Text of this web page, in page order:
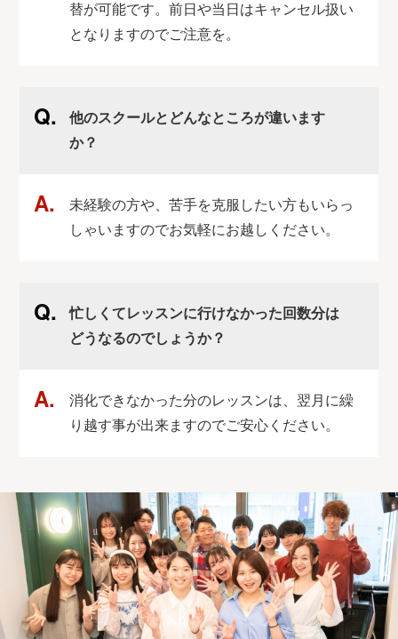
替が可能です。前日や当日はキャンセル扱い
となりますのでご注意を。
他のスクールとどんなところが違います
か？
未経験の方や、苦手を克服したい方もいらっ
しゃいますのでお気軽にお越しください。
忙しくてレッスンに行けなかった回数分は
どうなるのでしょうか？
消化できなかった分のレッスンは、翌月に繰
り越す事が出来ますのでご安心ください。